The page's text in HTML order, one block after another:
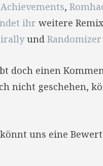
,
ihr weitere
und Randomizer
doch einen
nicht geschehen,
uns eine